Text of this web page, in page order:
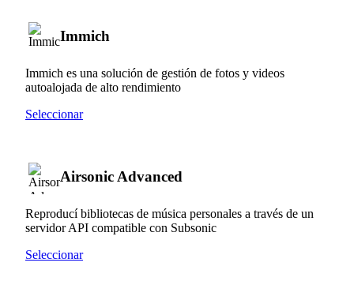
Immich
Immich es una solución de gestión de fotos y videos
autoalojada de alto rendimiento
Seleccionar
Airsonic Advanced
Reproducí bibliotecas de música personales a través de un
servidor API compatible con Subsonic
Seleccionar